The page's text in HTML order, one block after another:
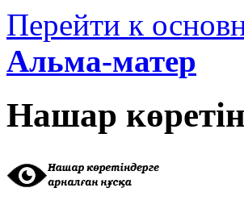
Перейти к
Альма-матер
Нашар